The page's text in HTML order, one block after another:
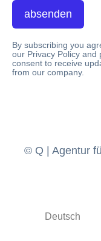
absenden
By subscribing you
our Privacy Policy and
consent to receive
from our company.
© Q | Agentur
Deutsch
English